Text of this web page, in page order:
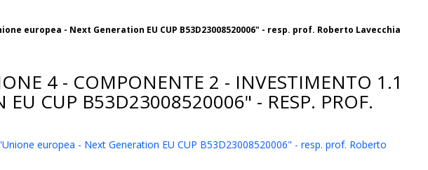
europea - Next Generation EU CUP B53D23008520006" - resp. prof. Roberto Lavecchia
4 - COMPONENTE 2 - INVESTIMENTO 1.1
CUP B53D23008520006" - RESP. PROF.
europea - Next Generation EU CUP B53D23008520006" - resp. prof. Roberto